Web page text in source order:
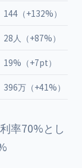
144（+132%）
28人（+87%）
19%（+7pt）
396万（+41%）
率70%とし